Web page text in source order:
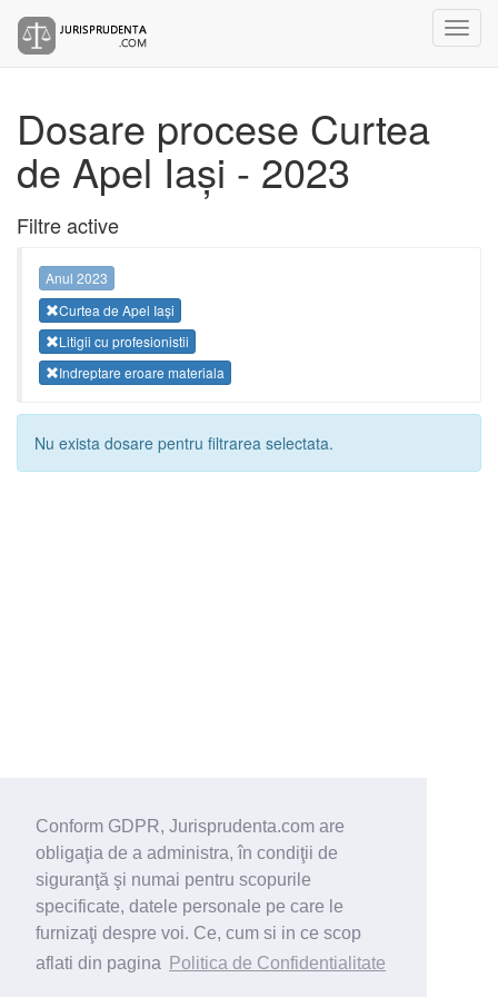
Conform GDPR, Jurisprudenta.com are
obligaţia de a administra, în condiţii de
siguranţă şi numai pentru scopurile
specificate, datele personale pe care le
furnizaţi despre voi. Ce, cum si in ce scop
aflati din pagina
Politica de Confidentialitate
Dosare procese Curtea
de Apel Iași - 2023
Filtre active
Anul 2023
Curtea de Apel Iași
Litigii cu profesionistii
Indreptare eroare materiala
Nu exista dosare pentru filtrarea selectata.